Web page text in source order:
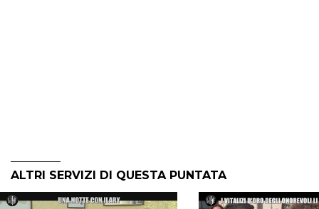
ALTRI SERVIZI DI QUESTA PUNTATA